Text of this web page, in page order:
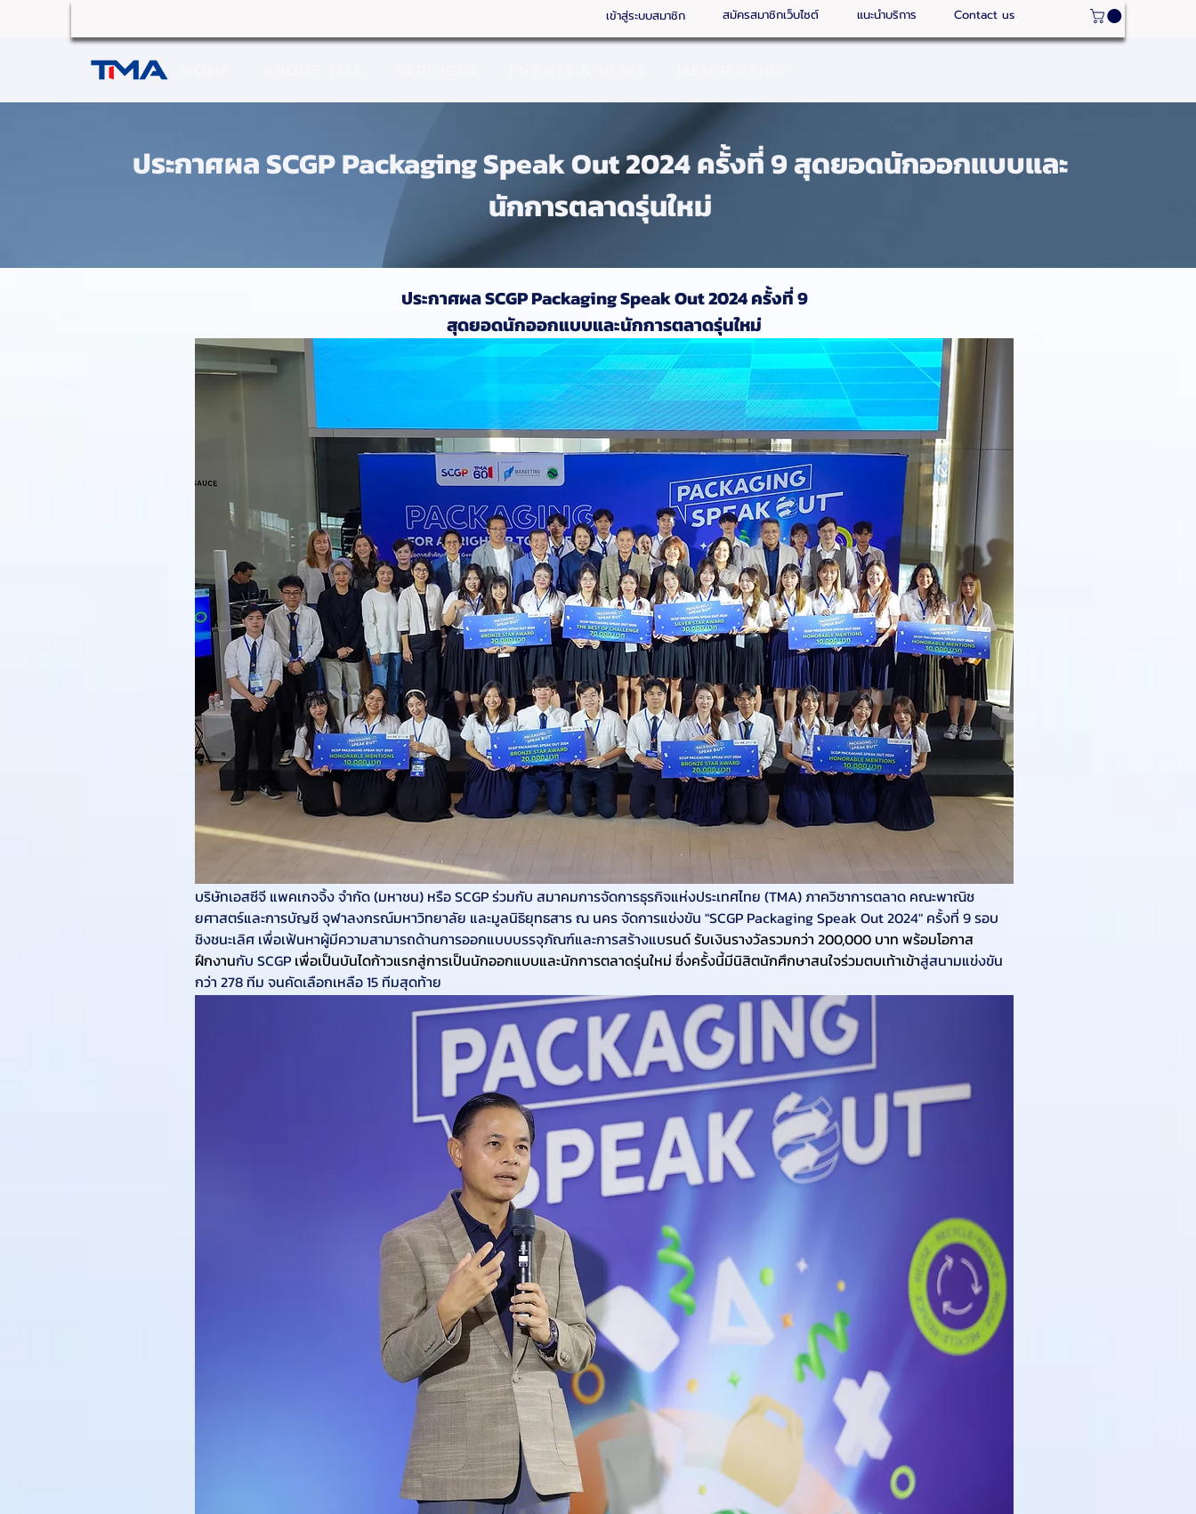
เข้าสู่ระบบสมาชิก สมัครสมาชิกเว็บไซต์ แนะนำบริการ Contact us
ประกาศผล SCGP Packaging Speak Out 2024 ครั้งที่ 9
สุดยอดนักออกแบบและนักการตลาดรุ่นใหม่
บริษัทเอสซีจี แพคเกจจิ้ง จำกัด (มหาชน) หรือ SCGP ร่วมกับ สมาคมการจัดการธุรกิจแห่งประเทศไทย (TMA) ภาควิชาการตลาด คณะพาณิช
ยศาสตร์และการบัญชี จุฬาลงกรณ์มหาวิทยาลัย และมูลนิธิยุทธสาร ณ นคร จัดการแข่งขัน "SCGP Packaging Speak Out 2024" ครั้งที่ 9 รอบ
ชิงชนะเลิศ เพื่อเฟ้นหาผู้มีความสามารถด้านการออกแบบบรรจุภัณฑ์และการสร้างแบรนด์ รับเงินรางวัลรวมกว่า 200,000 บาท พร้อมโอกาส
ฝึกงานกับ SCGP เพื่อเป็นบันไดก้าวแรกสู่การเป็นนักออกแบบและนักการตลาดรุ่นใหม่ ซึ่งครั้งนี้มีนิสิตนักศึกษาสนใจร่วมตบเท้าเข้าสู่สนามแข่งขัน
กว่า 278 ทีม จนคัดเลือกเหลือ 15 ทีมสุดท้าย
ประกาศผล SCGP Packaging Speak Out 2024 ครั้งที่ 9 สุดยอดนักออกแบบและ
นักการตลาดรุ่นใหม่